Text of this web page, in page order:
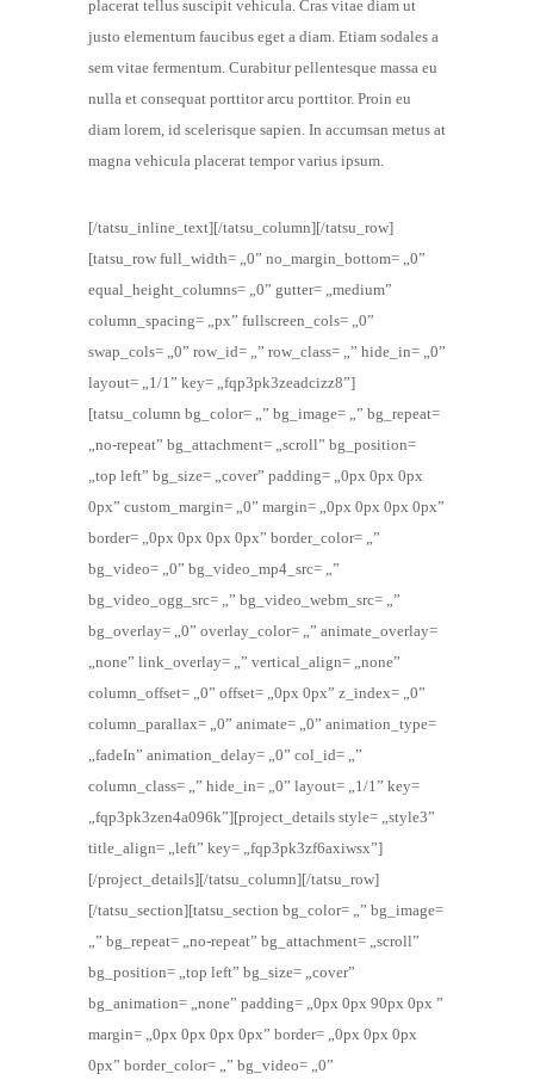
placerat tellus suscipit vehicula. Cras vitae diam ut
justo elementum faucibus eget a diam. Etiam sodales a
sem vitae fermentum. Curabitur pellentesque massa eu
nulla et consequat porttitor arcu porttitor. Proin eu
diam lorem, id scelerisque sapien. In accumsan metus at
magna vehicula placerat tempor varius ipsum.
[/tatsu_inline_text][/tatsu_column][/tatsu_row]
[tatsu_row full_width= „0” no_margin_bottom= „0”
equal_height_columns= „0” gutter= „medium”
column_spacing= „px” fullscreen_cols= „0”
swap_cols= „0” row_id= „” row_class= „” hide_in= „0”
layout= „1/1” key= „fqp3pk3zeadcizz8”]
[tatsu_column bg_color= „” bg_image= „” bg_repeat=
„no-repeat” bg_attachment= „scroll” bg_position=
„top left” bg_size= „cover” padding= „0px 0px 0px
0px” custom_margin= „0” margin= „0px 0px 0px 0px”
border= „0px 0px 0px 0px” border_color= „”
bg_video= „0” bg_video_mp4_src= „”
bg_video_ogg_src= „” bg_video_webm_src= „”
bg_overlay= „0” overlay_color= „” animate_overlay=
„none” link_overlay= „” vertical_align= „none”
column_offset= „0” offset= „0px 0px” z_index= „0”
column_parallax= „0” animate= „0” animation_type=
„fadeIn” animation_delay= „0” col_id= „”
column_class= „” hide_in= „0” layout= „1/1” key=
„fqp3pk3zen4a096k”][project_details style= „style3”
title_align= „left” key= „fqp3pk3zf6axiwsx”]
[/project_details][/tatsu_column][/tatsu_row]
[/tatsu_section][tatsu_section bg_color= „” bg_image=
„” bg_repeat= „no-repeat” bg_attachment= „scroll”
bg_position= „top left” bg_size= „cover”
bg_animation= „none” padding= „0px 0px 90px 0px ”
margin= „0px 0px 0px 0px” border= „0px 0px 0px
0px” border_color= „” bg_video= „0”